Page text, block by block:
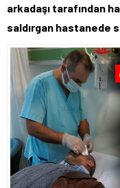
arkadaşı tarafından
saldırgan hastanede